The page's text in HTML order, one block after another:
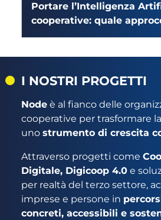
Portare l’Intelligenza
cooperative: quale
I NOSTRI PROGETTI
Node è al fianco delle
cooperative per trasformare
uno strumento di crescita
Attraverso progetti come
Digitale, Digicoop 4.0 e
per realtà del terzo settore,
imprese e persone in
concreti, accessibili e